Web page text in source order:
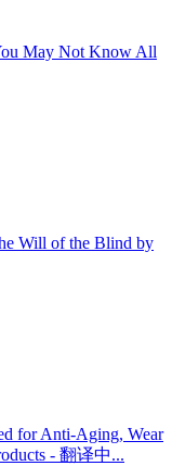
May Not Know All
Will of the Blind by
for Anti-Aging, Wear
- 翻译中...